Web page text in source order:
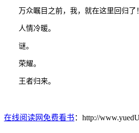
万众瞩目之前，我，就在这里回归了！
人情冷暖。
谜。
荣耀。
王者归来。
在线阅读网免费看书 ：http://